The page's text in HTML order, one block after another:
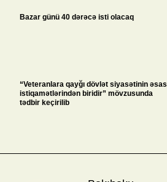
Bazar günü 40 dərəcə isti olacaq
“Veteranlara qayğı dövlət siyasətinin əsas
istiqamətlərindən biridir” mövzusunda
tədbir keçirilib